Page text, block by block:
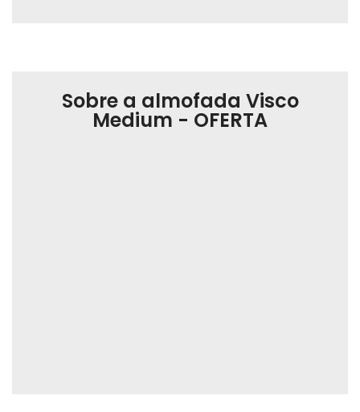
Sobre a almofada Visco
Medium - OFERTA